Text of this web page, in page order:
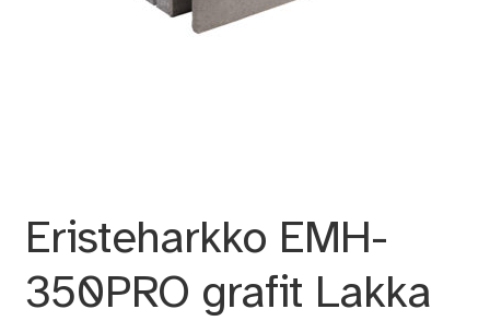
Eristeharkko EMH-
350PRO grafit Lakka